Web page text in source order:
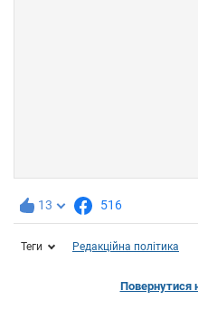
13 516
Теги Редакційна політика
Повернутися